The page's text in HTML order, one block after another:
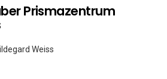
Prismazentrum
Weiss